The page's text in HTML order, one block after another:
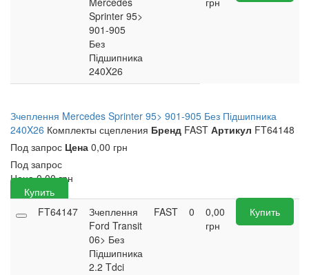
Sprinter 95>
901-905
Без
Підшипника
240X26
Зчеплення Mercedes Sprinter 95> 901-905 Без Підшипника
240X26 Комплекты сцепления Бренд FAST Артикул FT64148
Под запрос Цена 0,00 грн
Под запрос
Цена 0,00грн
Купить
FT64147
Зчеплення
Ford Transit
06> Без
Підшипника
2.2 Tdci
FAST 0
0,00
грн
Купить